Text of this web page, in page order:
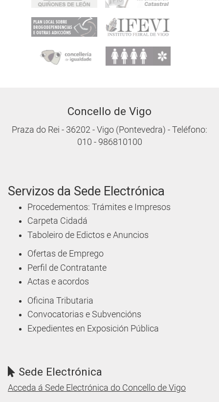
Concello de Vigo
Praza do Rei - 36202 - Vigo (Pontevedra) - Teléfono:
010 - 986810100
Servizos da Sede Electrónica
Procedementos: Trámites e Impresos
Carpeta Cidadá
Taboleiro de Edictos e Anuncios
Ofertas de Emprego
Perfil de Contratante
Actas e acordos
Oficina Tributaria
Convocatorias e Subvencións
Expedientes en Exposición Pública
Sede Electrónica
Acceda á Sede Electrónica do Concello de Vigo